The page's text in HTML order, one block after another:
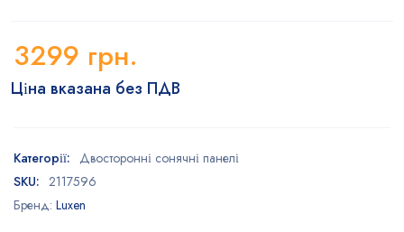
3299 грн.
Ціна вказана без ПДВ
Категорії: Двосторонні cонячні панелі
SKU: 2117596
Бренд: Luxen